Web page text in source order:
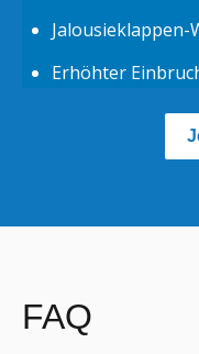
Erhöhter
FAQ